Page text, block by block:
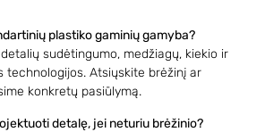
plastiko gaminių gamyba?
sudėtingumo, medžiagų, kiekio ir
technologijos. Atsiųskite brėžinį ar
konkretų pasiūlymą.
detalę, jei neturiu brėžinio?